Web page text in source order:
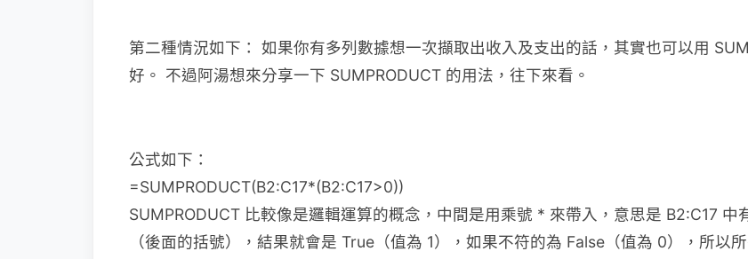
第二種情況如下： 如果你有多列數據想一次擷取出收入及支出的話，其實也可以用
好。 不過阿湯想來分享一下 SUMPRODUCT 的用法，往下來看。
公式如下：
=SUMPRODUCT(B2:C17*(B2:C17>0))
SUMPRODUCT 比較像是邏輯運算的概念，中間是用乘號 * 來帶入，意思是 B2:C17 中
（後面的括號），結果就會是 True（值為 1），如果不符的為 False（值為 0），所以